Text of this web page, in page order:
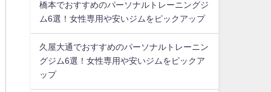
橋本でおすすめのパーソナルトレーニングジ
ム6選！女性専用や安いジムをピックアップ
久屋大通でおすすめのパーソナルトレーニン
グジム6選！女性専用や安いジムをピックア
ップ